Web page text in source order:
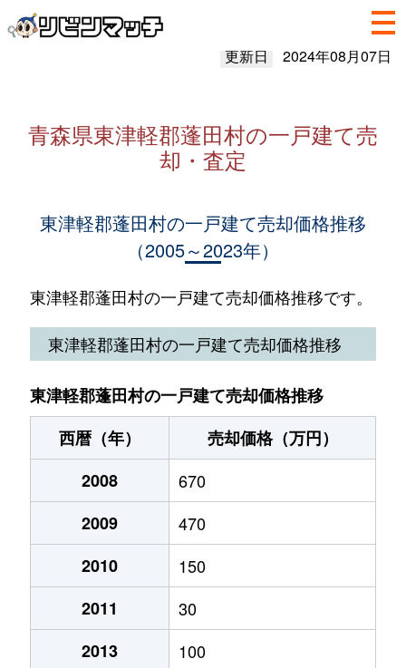
更新日 2024年08月07日
青森県東津軽郡蓬田村の一戸建て売
却・査定
東津軽郡蓬田村の一戸建て売却価格推移
（2005～2023年）
東津軽郡蓬田村の一戸建て売却価格推移です。
東津軽郡蓬田村の一戸建て売却価格推移
東津軽郡蓬田村の一戸建て売却価格推移
西暦（年）
売却価格（万円）
2008
670
2009
470
2010
150
2011
30
2013
100